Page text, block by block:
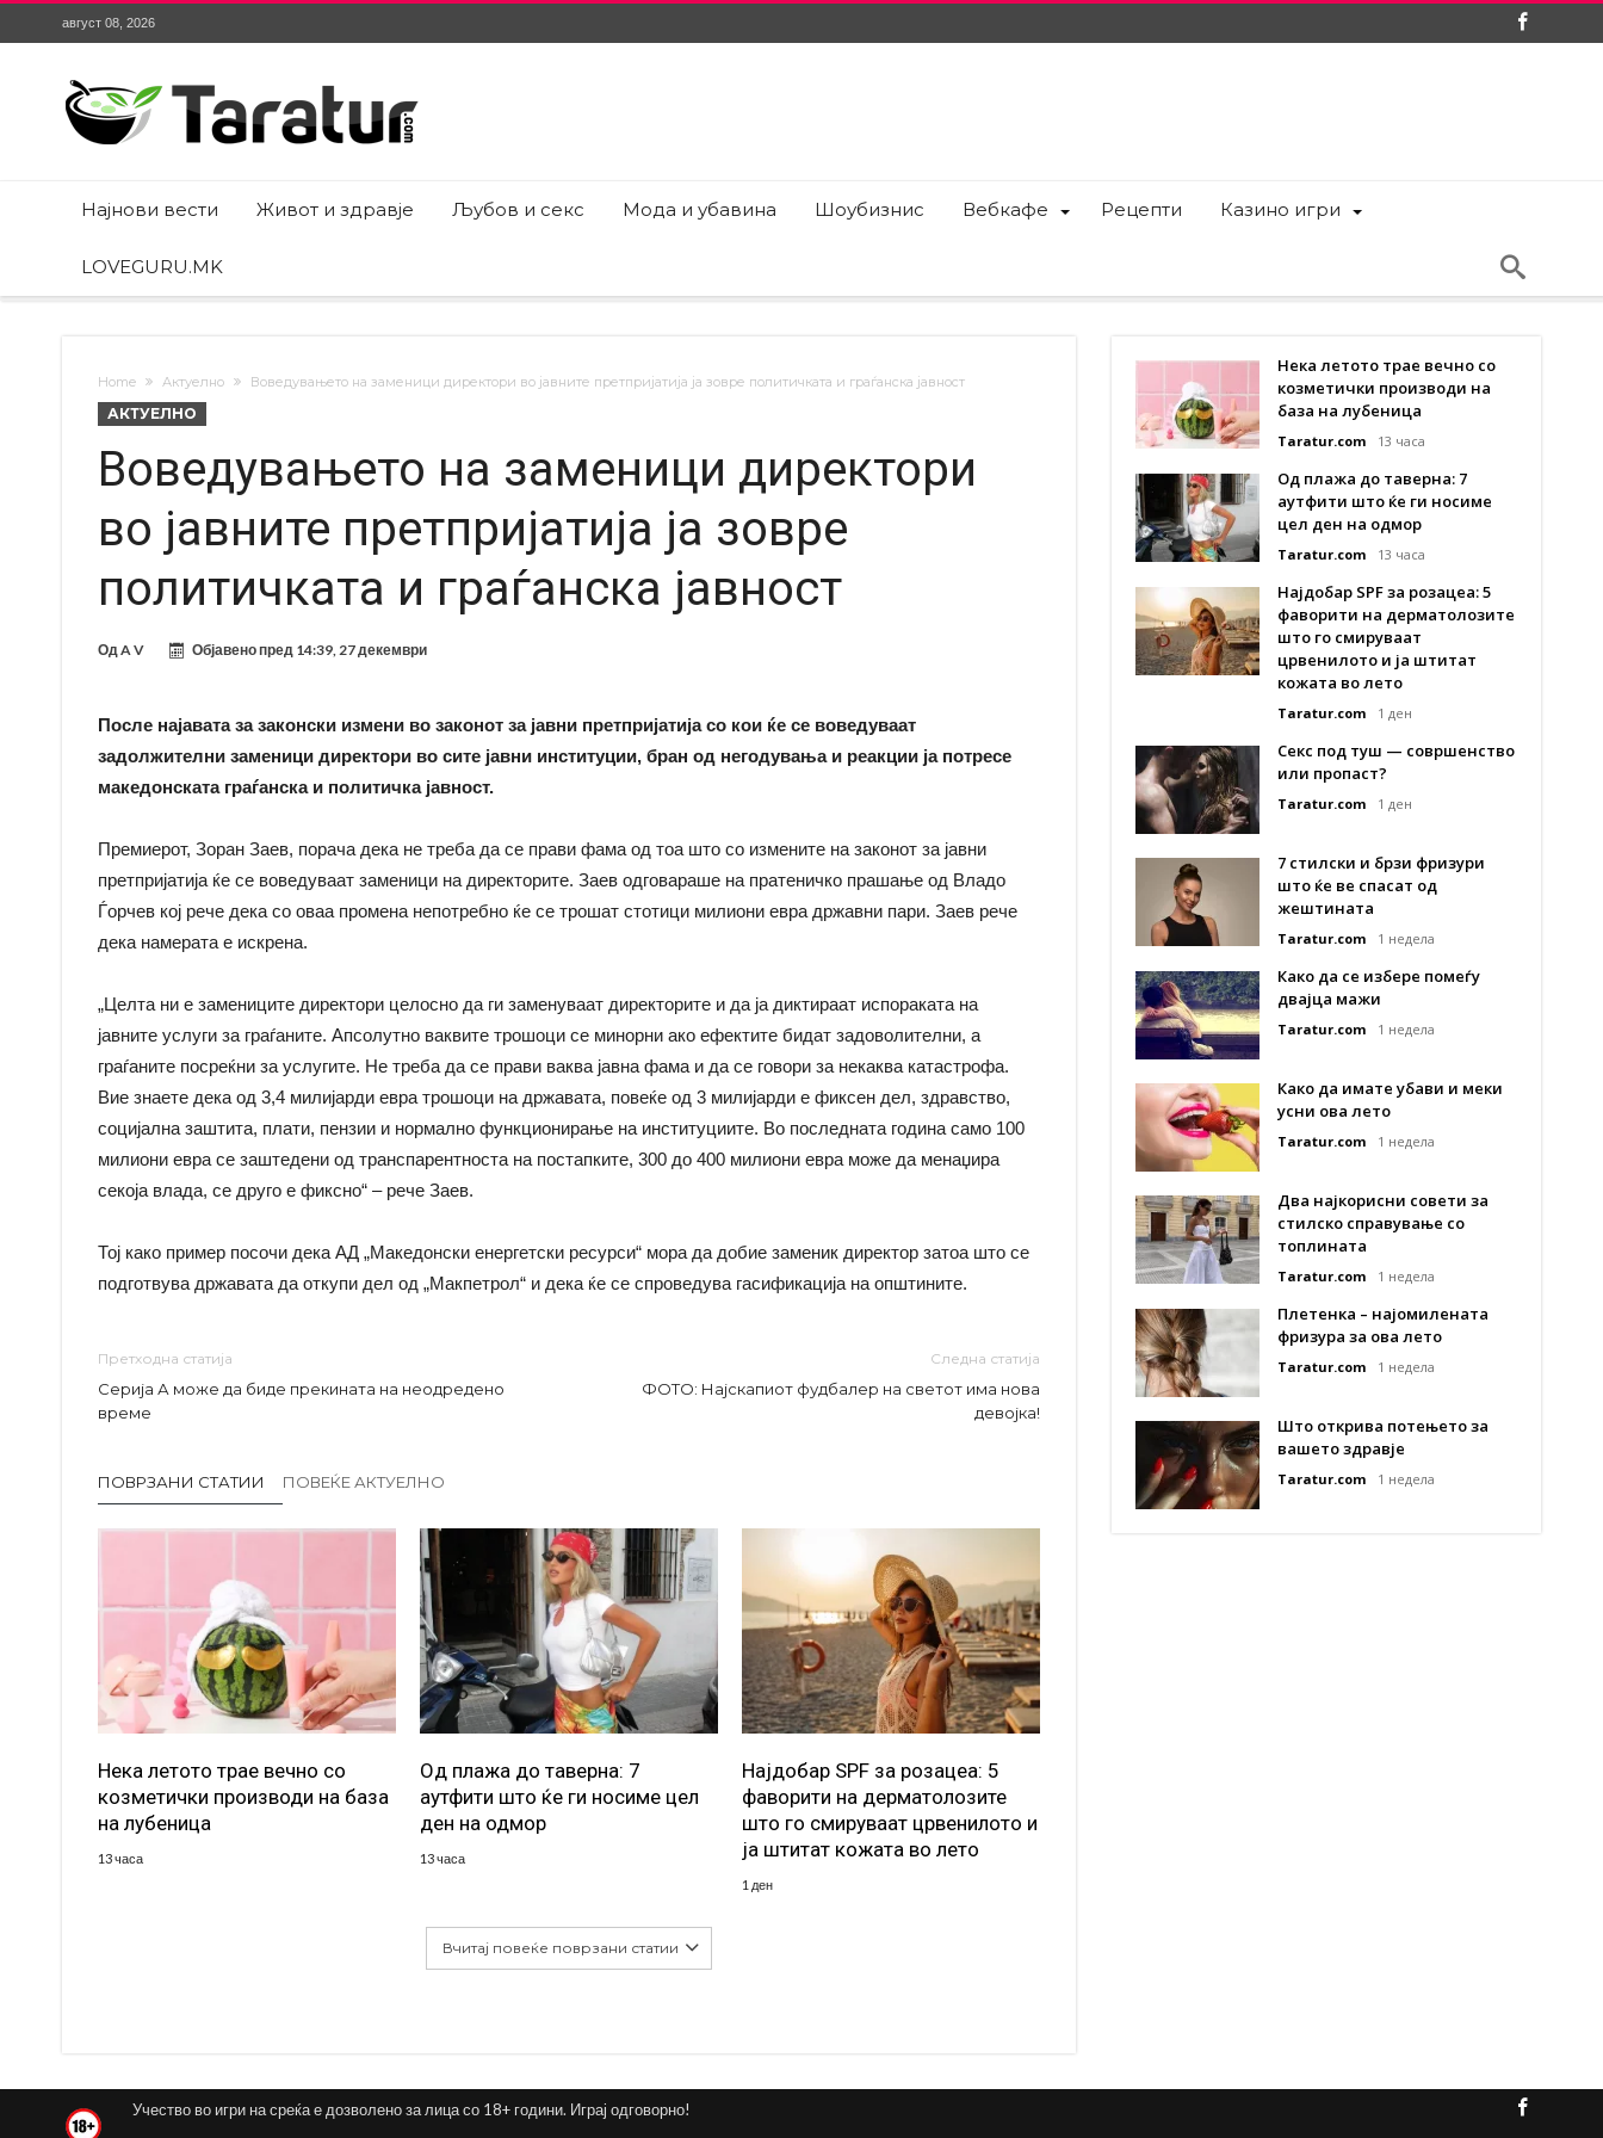
август 08, 2026
Најнови вести Живот и здравје Љубов и секс Мода и убавина Шоубизнис Вебкафе Рецепти Казино игри
LOVEGURU.MK
Home Актуелно Воведувањето на заменици директори во јавните претпријатија ја зовре политичката и граѓанска јавност
АКТУЕЛНО
Воведувањето на заменици директори
во јавните претпријатија ја зовре
политичката и граѓанска јавност
ОдA V Објавено пред 14:39, 27 декември
После најавата за законски измени во законот за јавни претпријатија со кои ќе се воведуваат
задолжителни заменици директори во сите јавни институции, бран од негодувања и реакции ја потресе
македонската граѓанска и политичка јавност.
Премиерот, Зоран Заев, порача дека не треба да се прави фама од тоа што со измените на законот за јавни
претпријатија ќе се воведуваат заменици на директорите. Заев одговараше на пратеничко прашање од Владо
Ѓорчев кој рече дека со оваа промена непотребно ќе се трошат стотици милиони евра државни пари. Заев рече
дека намерата е искрена.
„Целта ни е замениците директори целосно да ги заменуваат директорите и да ја диктираат испораката на
јавните услуги за граѓаните. Апсолутно ваквите трошоци се минорни ако ефектите бидат задоволителни, а
граѓаните посреќни за услугите. Не треба да се прави ваква јавна фама и да се говори за некаква катастрофа.
Вие знаете дека од 3,4 милијарди евра трошоци на државата, повеќе од 3 милијарди е фиксен дел, здравство,
социјална заштита, плати, пензии и нормално функционирање на институциите. Во последната година само 100
милиони евра се заштедени од транспарентноста на постапките, 300 до 400 милиони евра може да менаџира
секоја влада, се друго е фиксно“ – рече Заев.
Тој како пример посочи дека АД „Македонски енергетски ресурси“ мора да добие заменик директор затоа што се
подготвува државата да откупи дел од „Макпетрол“ и дека ќе се спроведува гасификација на општините.
Претходна статија
Серија А може да биде прекината на неодредено
време
Следна статија
ФОТО: Најскапиот фудбалер на светот има нова
девојка!
ПОВРЗАНИ СТАТИИ ПОВЕЌЕ АКТУЕЛНО
Нека летото трае вечно со
козметички производи на база
на лубеница
13 часа
Од плажа до таверна: 7
аутфити што ќе ги носиме цел
ден на одмор
13 часа
Најдобар SPF за розацеа: 5
фаворити на дерматолозите
што го смируваат црвенилото и
ја штитат кожата во лето
1 ден
Вчитај повеќе поврзани статии
Нека летото трае вечно со
козметички производи на
база на лубеница
Taratur.com 13 часа
Од плажа до таверна: 7
аутфити што ќе ги носиме
цел ден на одмор
Taratur.com 13 часа
Најдобар SPF за розацеа: 5
фаворити на дерматолозите
што го смируваат
црвенилото и ја штитат
кожата во лето
Taratur.com 1 ден
Секс под туш — совршенство
или пропаст?
Taratur.com 1 ден
7 стилски и брзи фризури
што ќе ве спасат од
жештината
Taratur.com 1 недела
Како да се избере помеѓу
двајца мажи
Taratur.com 1 недела
Како да имате убави и меки
усни ова лето
Taratur.com 1 недела
Два најкорисни совети за
стилско справување со
топлината
Taratur.com 1 недела
Плетенка – најомилената
фризура за ова лето
Taratur.com 1 недела
Што открива потењето за
вашето здравје
Taratur.com 1 недела
Учество во игри на среќа е дозволено за лица со 18+ години. Играј одговорно!